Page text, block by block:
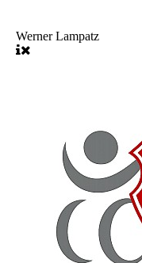
Werner Lampatz